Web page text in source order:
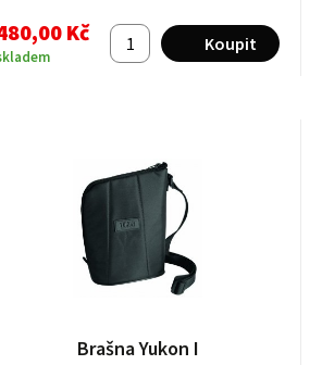
Kč
Brašna Yukon I